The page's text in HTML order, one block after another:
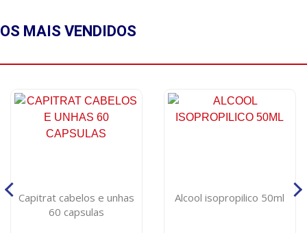
OS MAIS VENDIDOS
Capitrat cabelos e unhas
60 capsulas
Alcool isopropilico 50ml